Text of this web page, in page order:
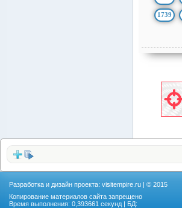
1739
Разработка и дизайн проекта: visitempire.ru | © 2015
Копирование материалов сайта запрещено
Время выполнения: 0,393661 секунд | БД: